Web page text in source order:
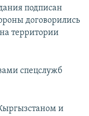
подписан
договорились
территории
спецслужб
и